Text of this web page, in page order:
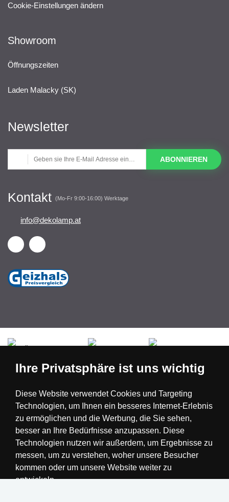
Cookie-Einstellungen ändern
Showroom
Öffnungszeiten
Laden Malacky (SK)
Newsletter
ABONNIEREN
Kontakt (Mo-Fr 9:00-16:00) Werktage
info@dekolamp.at
Nederland
Ihre Privatsphäre ist uns wichtig
Diese Website verwendet Cookies und Targeting
Technologien, um Ihnen ein besseres Internet-Erlebnis
zu ermöglichen und die Werbung, die Sie sehen,
besser an Ihre Bedürfnisse anzupassen. Diese
Technologien nutzen wir außerdem, um Ergebnisse zu
messen, um zu verstehen, woher unsere Besucher
kommen oder um unsere Website weiter zu
entwickeln.